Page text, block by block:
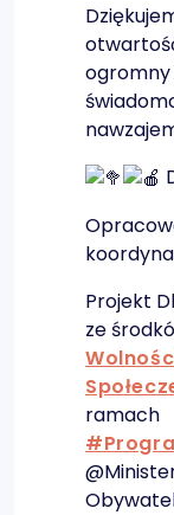
ogromny
Projekt
ze
ramach